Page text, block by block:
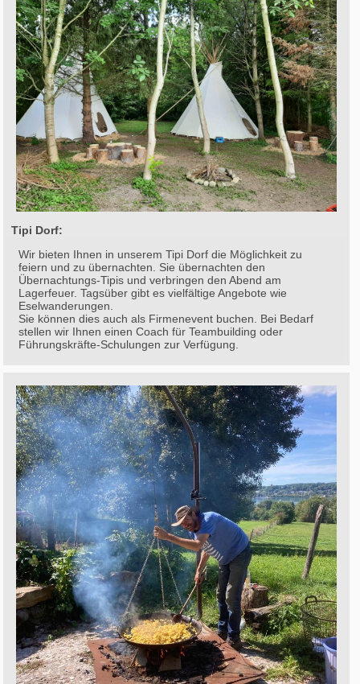
Tipi Dorf:
Wir bieten Ihnen in unserem Tipi Dorf die Möglichkeit zu
feiern und zu übernachten. Sie übernachten den
Übernachtungs-Tipis und verbringen den Abend am
Lagerfeuer. Tagsüber gibt es vielfältige Angebote wie
Eselwanderungen.
Sie können dies auch als Firmenevent buchen. Bei Bedarf
stellen wir Ihnen einen Coach für Teambuilding oder
Führungskräfte-Schulungen zur Verfügung.